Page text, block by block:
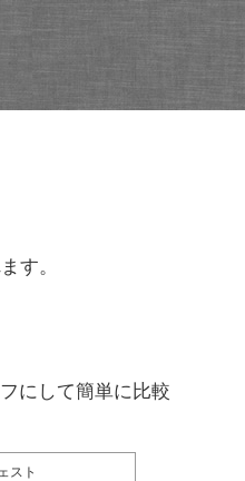
す。
にして簡単に比較
スト